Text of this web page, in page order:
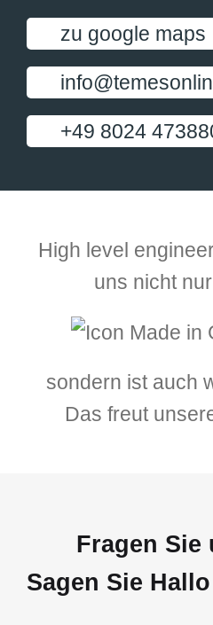
zu google maps
+49 8024
High level
uns nicht
sondern ist auch
Das freut
Fragen Sie
Sagen Sie Hallo